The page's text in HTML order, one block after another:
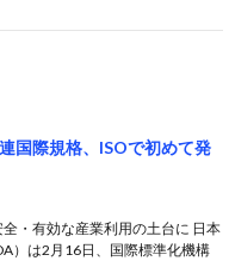
国際規格、ISOで初めて発
・有効な産業利用の土台に 日本
）は2月16日、国際標準化機構